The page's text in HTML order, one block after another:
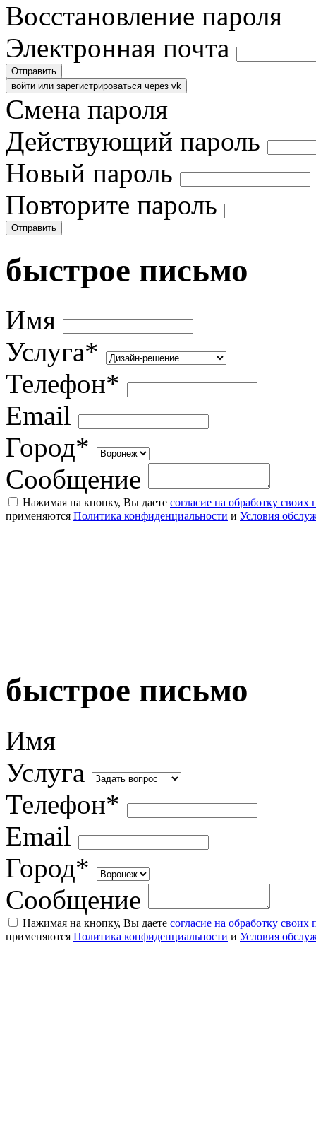
Восстановление пароля
Электронная почта
Отправить
войти или зарегистрироваться через vk
Смена пароля
Действующий пароль
Новый пароль
Повторите пароль
Отправить
быстрое письмо
Имя
Услуга*
Телефон*
Email
Город*
Сообщение
Нажимая на кнопку, Вы даете согласие на обработку
применяются Политика конфиденциальности и Условия
быстрое письмо
Имя
Услуга
Телефон*
Email
Город*
Сообщение
Нажимая на кнопку, Вы даете согласие на обработку
применяются Политика конфиденциальности и Условия